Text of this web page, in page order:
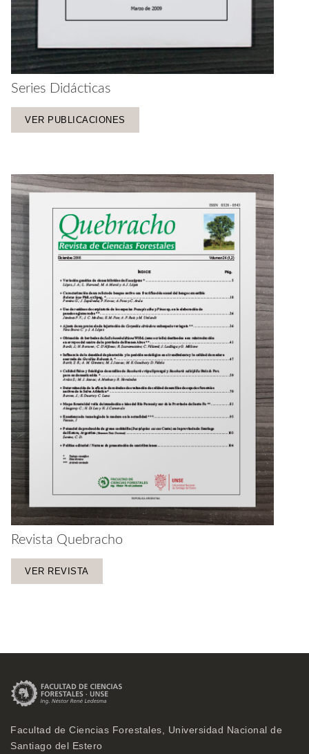
Series Didácticas
VER PUBLICACIONES
Revista Quebracho
VER REVISTA
Facultad de Ciencias Forestales, Universidad Nacional de
Santiago del Estero